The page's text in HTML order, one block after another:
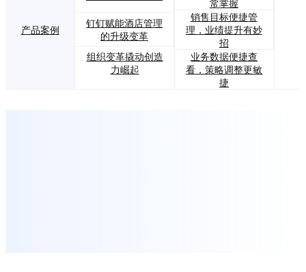
产品案例
钉钉赋能酒店管理
的升级变革
组织变革撬动创造
力崛起
销售目标便捷管
理，业绩提升有妙
招
业务数据便捷查
看，策略调整更敏
捷